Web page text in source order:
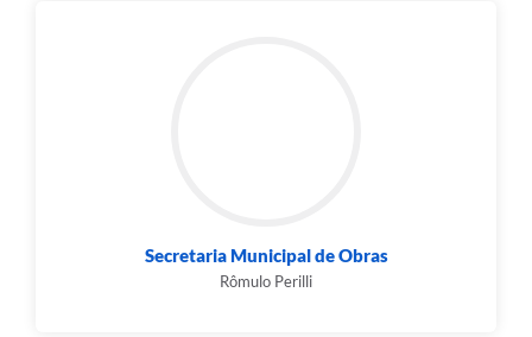
Secretaria Municipal de Obras
Rômulo Perilli